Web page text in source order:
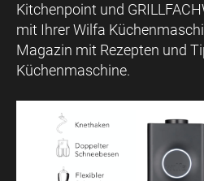
Kitchenpoint und
mit Ihrer Wilfa
Magazin mit Rezepten und
Küchenmaschine.